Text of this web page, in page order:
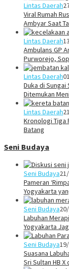
Lintas Daerah
Viral Rumah
Ambyar Saat
Lintas Daerah
Ambulans GP
Purworejo,
Lintas Daerah
Duka di Sungai
Ditemukan
Lintas Daerah
Kronologi Tiga
Batang
Seni Budaya
Seni Budaya
Pameran
Yogyakarta
Seni Budaya
Labuhan
Yogyakarta
Seni Budaya
Suasana
Sri Sultan HB